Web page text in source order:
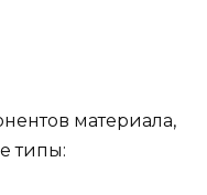
материала,
типы: